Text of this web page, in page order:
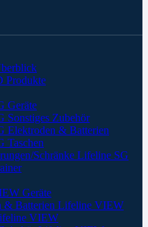
Produkte
Geräte
Sonstiges Zubehör
Elektroden & Batterien
Taschen
Schränke Lifeline SG
Geräte
& Batterien Lifeline VIEW
VIEW